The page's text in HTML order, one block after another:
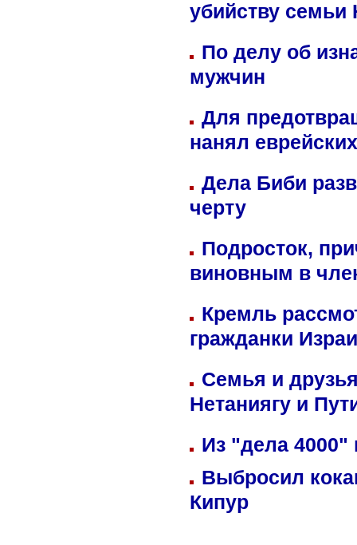
убийству семьи
По делу об
мужчин
Для
нанял
Дела Биби
черту
Подросток,
виновным в
Кремль
гражданки
Семья и
Нетаниягу и
Из "дела 4000"
Выбросил
Кипур